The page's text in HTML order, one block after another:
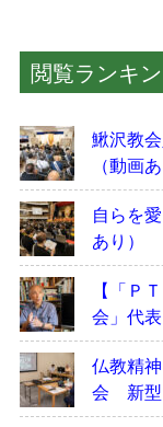
閲覧ランキ
鰍沢教
（動画あ
自らを
あり）
【「Ｐ
会」代
仏教精
会 新型